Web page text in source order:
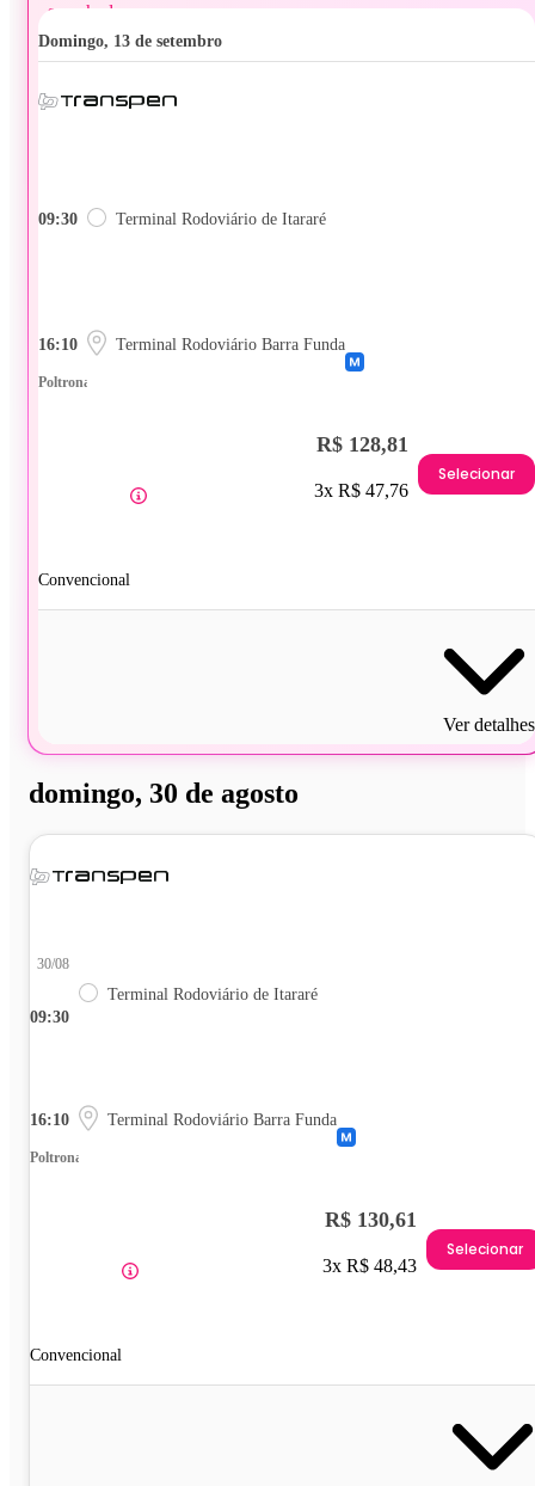
domingo, 13 de setembro
09:30 Terminal Rodoviário de Itararé
16:10 Terminal Rodoviário Barra Funda
Poltrona
Convencional
R$ 128,81
3x R$ 47,76
Selecionar
Ver detalhes
domingo, 30 de agosto
09:30
30/08
Terminal Rodoviário de Itararé
16:10 Terminal Rodoviário Barra Funda
Poltrona
Convencional
R$ 130,61
3x R$ 48,43
Selecionar